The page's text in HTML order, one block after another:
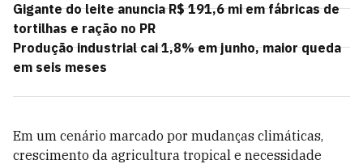
Gigante do leite anuncia R$ 191,6 mi em fábricas de
tortilhas e ração no PR
Produção industrial cai 1,8% em junho, maior queda
em seis meses
Em um cenário marcado por mudanças climáticas,
crescimento da agricultura tropical e necessidade